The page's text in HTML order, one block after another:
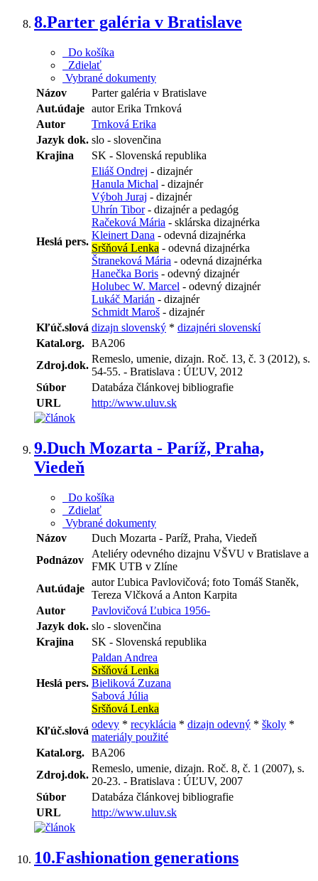
8.Parter galéria v Bratislave
Do košíka
Zdielať
Vybrané dokumenty
Názov
Parter galéria v Bratislave
Aut.údaje autor Erika Trnková
Autor
Trnková Erika
Jazyk dok. slo - slovenčina
Krajina
SK - Slovenská republika
Heslá pers.
Eliáš Ondrej - dizajnér
Hanula Michal - dizajnér
Výboh Juraj - dizajnér
Uhrín Tibor- dizajnér a pedagóg
Račeková Mária - sklárska dizajnérka
Kleinert Dana - odevná dizajnérka
Sršňová Lenka - odevná dizajnérka
Štraneková Mária - odevná dizajnérka
Hanečka Boris - odevný dizajnér
Holubec W. Marcel - odevný dizajnér
Lukáč Marián - dizajnér
Schmidt Maroš - dizajnér
Kľúč.slová dizajn slovenský * dizajnéri slovenskí
Katal.org. BA206
Zdroj.dok.
Remeslo, umenie, dizajn. Roč. 13, č. 3 (2012), s.
54-55. - Bratislava : ÚĽUV, 2012
Súbor
Databáza článkovej bibliografie
URL
http://www.uluv.sk
9.Duch Mozarta - Paríž, Praha,
Viedeň
Do košíka
Zdielať
Vybrané dokumenty
Názov
Duch Mozarta - Paríž, Praha, Viedeň
Podnázov
Ateliéry odevného dizajnu VŠVU v Bratislave a
FMK UTB v Zlíne
Aut.údaje
autor Ľubica Pavlovičová; foto Tomáš Staněk,
Tereza Vlčková a Anton Karpita
Autor
Pavlovičová Ľubica 1956-
Jazyk dok. slo - slovenčina
Krajina
SK - Slovenská republika
Heslá pers.
Paldan Andrea
Sršňová Lenka
Bieliková Zuzana
Sabová Júlia
Sršňová Lenka
Kľúč.slová
odevy * recyklácia * dizajn odevný * školy *
materiály použité
Katal.org. BA206
Zdroj.dok.
Remeslo, umenie, dizajn. Roč. 8, č. 1 (2007), s.
20-23. - Bratislava : ÚĽUV, 2007
Súbor
Databáza článkovej bibliografie
URL
http://www.uluv.sk
10.Fashionation generations